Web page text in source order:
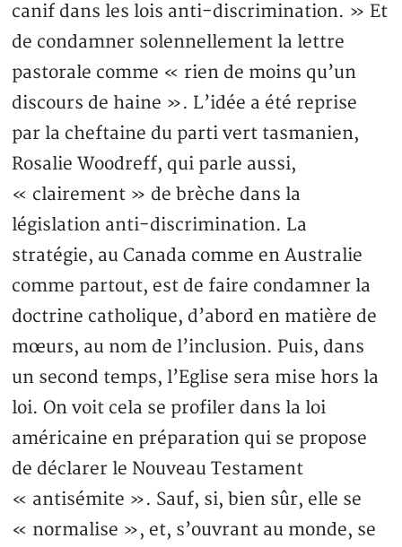
canif dans les lois anti-discrimination. » Et
de condamner solennellement la lettre
pastorale comme « rien de moins qu’un
discours de haine ». L’idée a été reprise
par la cheftaine du parti vert tasmanien,
Rosalie Woodreff, qui parle aussi,
« clairement » de brèche dans la
législation anti-discrimination. La
stratégie, au Canada comme en Australie
comme partout, est de faire condamner la
doctrine catholique, d’abord en matière de
mœurs, au nom de l’inclusion. Puis, dans
un second temps, l’Eglise sera mise hors la
loi. On voit cela se profiler dans la loi
américaine en préparation qui se propose
de déclarer le Nouveau Testament
« antisémite ». Sauf, si, bien sûr, elle se
« normalise », et, s’ouvrant au monde, se